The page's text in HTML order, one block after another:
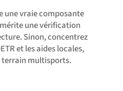
une vraie composante
une vérification
Sinon, concentrez
et les aides locales,
terrain multisports.